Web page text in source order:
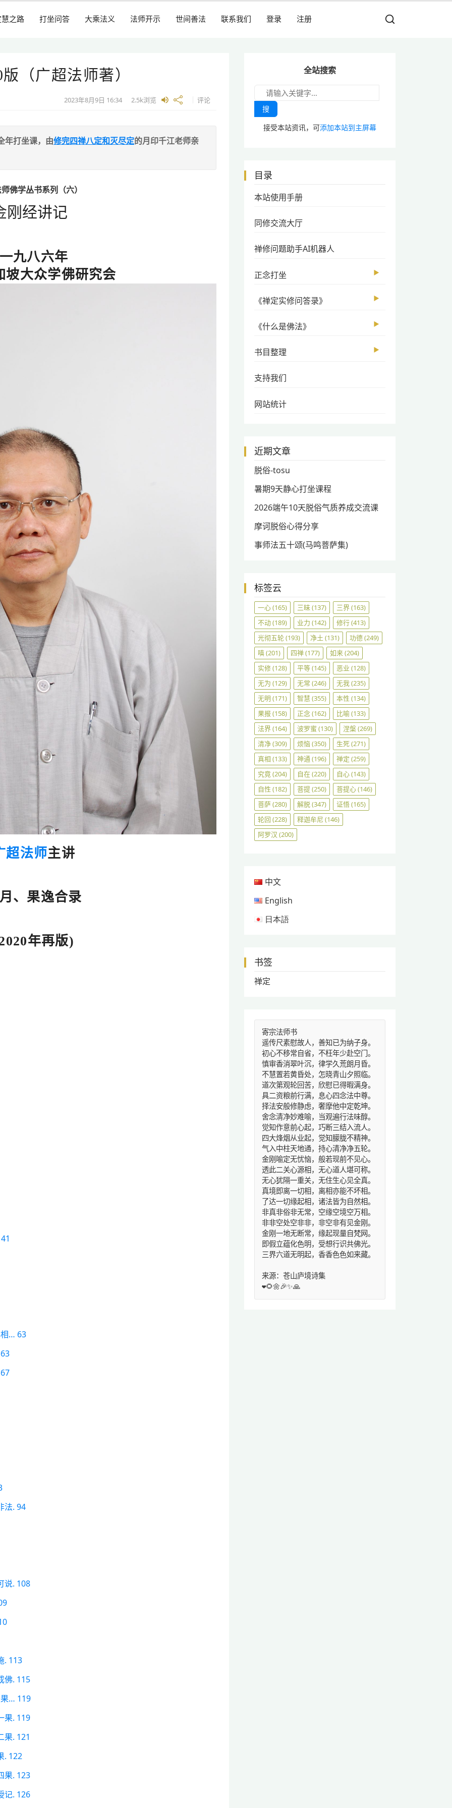
之路 打坐问答 大乘法义 法师开示 世间善法 联系我们 登录 注册
（广超法师著）
2023年8月9日 16:34 2.5k浏览 评论
年打坐课，由修完四禅八定和灭尽定的月印千江老师亲
佛学丛书系列（六）
刚经讲记
九八六年
坡大众学佛研究会
超法师主讲
、果逸合录
年再版)
… 63
法. 94
说. 108
. 113
佛. 115
… 119
果. 119
果. 121
. 122
果. 123
记. 126
全站搜索
搜
接受本站资讯，可添加本站到主屏幕
目录
本站使用手册
同修交流大厅
禅修问题助手AI机器人
正念打坐 ▶
《禅定实修问答录》 ▶
《什么是佛法》 ▶
书目整理 ▶
支持我们
网站统计
近期文章
脱俗-tosu
暑期9天静心打坐课程
2026端午10天脱俗气质养成交流课
摩诃脱俗心得分享
事师法五十颂(马鸣菩萨集)
标签云
一心(165) 三昧(137) 三界(163)
不动(189) 业力 (142) 修行(413)
光彻五轮(193) 净土 (131) 功德(249)
嗔(201) 四禅(177) 如来(204)
实修(128) 平等(145) 恶业 (128)
无为 (129) 无常 (246) 无我(235)
无明 (171) 智慧 (355) 本性 (134)
果报 (158) 正念(162) 比喻(133)
法界(164) 波罗蜜 (130) 涅槃(269)
清净(309) 烦恼(350) 生死(271)
真相 (133) 神通 (196) 禅定 (259)
究竟(204) 自在(220) 自心(143)
自性 (182) 菩提(250) 菩提心(146)
菩萨(280) 解脱(347) 证悟(165)
轮回 (228) 释迦牟尼 (146)
阿罗汉 (200)
中文
English
日本語
书签
禅定
寄宗法师书
遥传尺素慰故人，善知已为纳子身。
初心不移常自省，不枉年少赴空门。
慎审香消翠叶沉，律学久荒朗月昏。
不慧置若黄昏处，怎晓青山夕照临。
道次第观轮回苦，欣慰已得暇满身。
具二资粮前行满，息心四念法中尊。
择法安般修静虑，奢摩他中定乾坤。
舍念清净妙难喻，当观遍行法味醇。
觉知作意前心起，巧断三结入流人。
四大烽烟从业起，觉知朦胧不精神。
气入中柱天地通，持心清净净五轮。
金刚喻定无忧恼，般若现前不见心。
透此二关心源相，无心道人堪可称。
无心犹隔一重关，无住生心见全真。
真境即离一切相，离相亦能不坏相。
了达一切缘起相，诸法皆为自然相。
非真非俗非无常，空缘空境空万相。
非非空处空非非，非空非有见金刚。
金刚一地无断常，缘起现量自梵网。
即假立蕴化色明，受想行识共佛光。
三界六道无明起，香香色色如来藏。
来源：苍山庐境诗集
❤️🌻🌼🎉✨🙏